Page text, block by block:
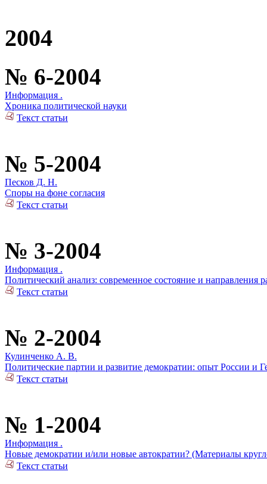
2004
№ 6-2004
Информация .
Хроника политической науки
Текст статьи
№ 5-2004
Песков Д. Н.
Споры на фоне согласия
Текст статьи
№ 3-2004
Информация .
Политический анализ: современное состояние и направления
Текст статьи
№ 2-2004
Кулинченко А. В.
Политические партии и развитие демократии: опыт России и
Текст статьи
№ 1-2004
Информация .
Новые демократии и/или новые автократии? (Материалы
Текст статьи